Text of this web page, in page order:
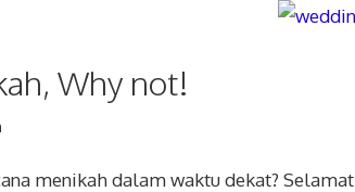
Why not!
menikah dalam waktu dekat?